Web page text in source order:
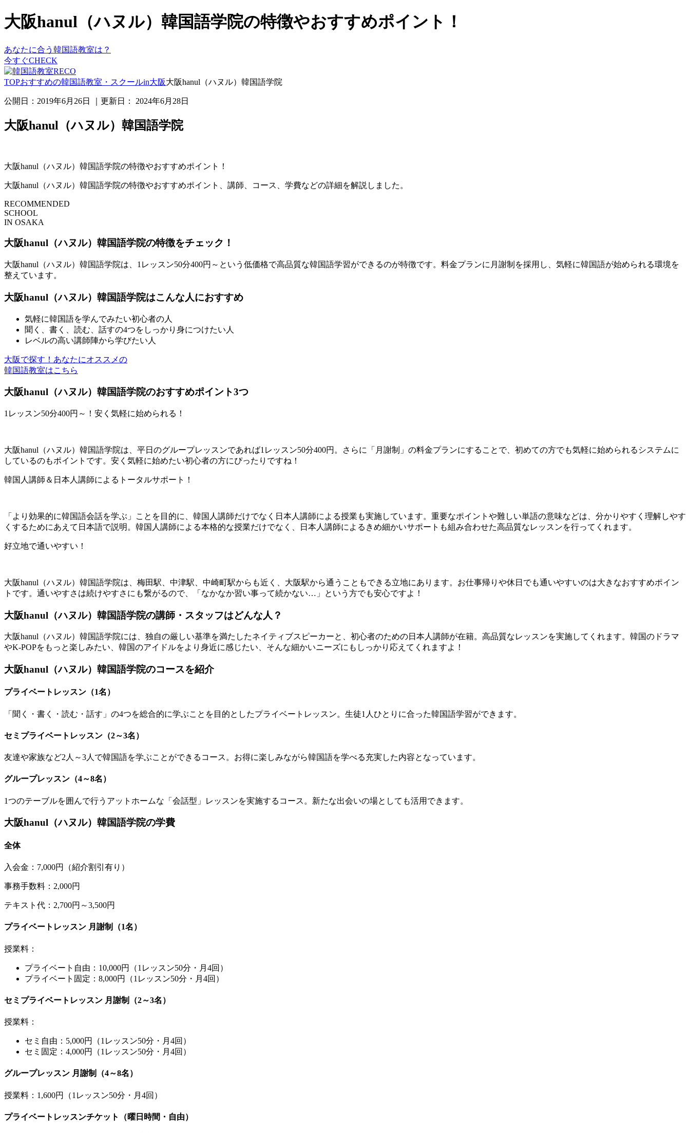
大阪hanul（ハヌル）韓国語学院の特徴やおすすめポイント！
あなたに合う韓国語教室は？
今すぐCHECK
TOPおすすめの韓国語教室・スクールin大阪大阪hanul（ハヌル）韓国語学院
公開日： 2019年6月26日 ｜更新日： 2024年6月28日
大阪hanul（ハヌル）韓国語学院
大阪hanul（ハヌル）韓国語学院の特徴やおすすめポイント！
大阪hanul（ハヌル）韓国語学院の特徴やおすすめポイント、講師、コース、学費などの詳細を解説しました。
RECOMMENDED
SCHOOL
IN OSAKA
大阪hanul（ハヌル）韓国語学院の特徴をチェック！
大阪hanul（ハヌル）韓国語学院は、1レッスン50分400円～という低価格で高品質な韓国語学習ができるのが特徴です。料金プランに月謝制を採用し、気軽に韓国語が始められる環境を
整えています。
大阪hanul（ハヌル）韓国語学院はこんな人におすすめ
気軽に韓国語を学んでみたい初心者の人
聞く、書く、読む、話すの4つをしっかり身につけたい人
レベルの高い講師陣から学びたい人
大阪で探す！あなたにオススメの
韓国語教室はこちら
大阪hanul（ハヌル）韓国語学院のおすすめポイント3つ
1レッスン50分400円～！安く気軽に始められる！
大阪hanul（ハヌル）韓国語学院は、平日のグループレッスンであれば1レッスン50分400円。さらに「月謝制」の料金プランにすることで、初めての方でも気軽に始められるシステムに
しているのもポイントです。安く気軽に始めたい初心者の方にぴったりですね！
韓国人講師＆日本人講師によるトータルサポート！
「より効果的に韓国語会話を学ぶ」ことを目的に、韓国人講師だけでなく日本人講師による授業も実施しています。重要なポイントや難しい単語の意味などは、分かりやすく理解しやす
くするためにあえて日本語で説明。韓国人講師による本格的な授業だけでなく、日本人講師によるきめ細かいサポートも組み合わせた高品質なレッスンを行ってくれます。
好立地で通いやすい！
大阪hanul（ハヌル）韓国語学院は、梅田駅、中津駅、中崎町駅からも近く、大阪駅から通うこともできる立地にあります。お仕事帰りや休日でも通いやすいのは大きなおすすめポイン
トです。通いやすさは続けやすさにも繋がるので、「なかなか習い事って続かない…」という方でも安心ですよ！
大阪hanul（ハヌル）韓国語学院の講師・スタッフはどんな人？
大阪hanul（ハヌル）韓国語学院には、独自の厳しい基準を満たしたネイティブスピーカーと、初心者のための日本人講師が在籍。高品質なレッスンを実施してくれます。韓国のドラマ
やK-POPをもっと楽しみたい、韓国のアイドルをより身近に感じたい、そんな細かいニーズにもしっかり応えてくれますよ！
大阪hanul（ハヌル）韓国語学院のコースを紹介
プライベートレッスン（1名）
「聞く・書く・読む・話す」の4つを総合的に学ぶことを目的としたプライベートレッスン。生徒1人ひとりに合った韓国語学習ができます。
セミプライベートレッスン（2～3名）
友達や家族など2人～3人で韓国語を学ぶことができるコース。お得に楽しみながら韓国語を学べる充実した内容となっています。
グループレッスン（4～8名）
1つのテーブルを囲んで行うアットホームな「会話型」レッスンを実施するコース。新たな出会いの場としても活用できます。
大阪hanul（ハヌル）韓国語学院の学費
全体
入会金：7,000円（紹介割引有り）
事務手数料：2,000円
テキスト代：2,700円～3,500円
プライベートレッスン 月謝制（1名）
授業料：
プライベート自由：10,000円（1レッスン50分・月4回）
プライベート固定：8,000円（1レッスン50分・月4回）
セミプライベートレッスン 月謝制（2～3名）
授業料：
セミ自由：5,000円（1レッスン50分・月4回）
セミ固定：4,000円（1レッスン50分・月4回）
グループレッスン 月謝制（4～8名）
授業料：1,600円（1レッスン50分・月4回）
プライベートレッスンチケット（曜日時間・自由）